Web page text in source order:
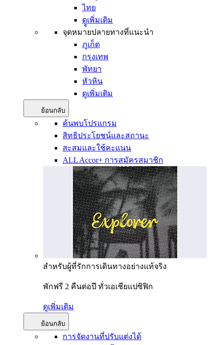
ไทย
ดููเพิ่มเติม
จุดหมายปลายทางที่แนะนำ
ภูเก็ต
กรุงเทพ
พัทยา
หัวหิน
ดูเพิ่มเติม
ย้อนกลับ
ค้นพบโปรแกรม
สิทธิประโยชน์และสถานะ
สะสมและใช้คะแนน
ALL Accor+ การสมัครสมาชิก
สำหรับผู้ที่รักการเดินทางอย่างแท้จริง
พักฟรี 2 คืนต่อปี ทั่วเอเชียแปซิฟิก
ดูเพิ่มเติม
ย้อนกลับ
การจัดงานที่ปรับแต่งได้